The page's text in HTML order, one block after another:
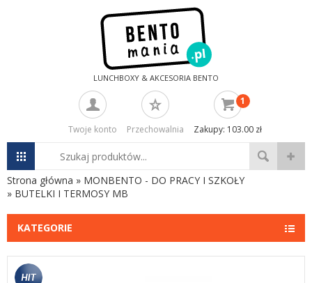
LUNCHBOXY & AKCESORIA BENTO
Twoje konto Przechowalnia
1
Zakupy: 103.00 zł
Strona główna » MONBENTO - DO PRACY I SZKOŁY
» BUTELKI I TERMOSY MB
KATEGORIE